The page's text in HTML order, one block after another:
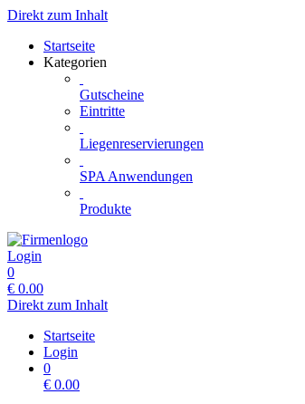
Direkt zum Inhalt
Startseite
Kategorien
Gutscheine
Eintritte
Liegenreservierungen
SPA Anwendungen
Produkte
Login
0
€ 0.00
Direkt zum Inhalt
Startseite
Login
0
€ 0.00